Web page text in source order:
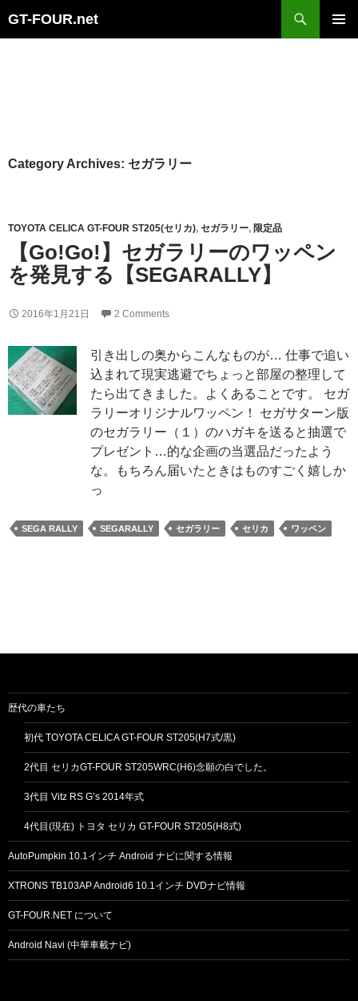
GT-FOUR.net
Category Archives: セガラリー
TOYOTA CELICA GT-FOUR ST205(セリカ), セガラリー, 限定品
【Go!Go!】セガラリーのワッペン
を発見する【SEGARALLY】
2016年1月21日 2 Comments
引き出しの奥からこんなものが… 仕事で追い
込まれて現実逃避でちょっと部屋の整理して
たら出てきました。よくあることです。 セガ
ラリーオリジナルワッペン！ セガサターン版
のセガラリー（１）のハガキを送ると抽選で
プレゼント…的な企画の当選品だったよう
な。もちろん届いたときはものすごく嬉しか
っ
SEGA RALLY SEGARALLY セガラリー セリカ ワッペン
歴代の車たち
初代 TOYOTA CELICA GT-FOUR ST205(H7式/黒)
2代目 セリカGT-FOUR ST205WRC(H6)念願の白でした。
3代目 Vitz RS G’s 2014年式
4代目(現在) トヨタ セリカ GT-FOUR ST205(H8式)
AutoPumpkin 10.1インチ Android ナビに関する情報
XTRONS TB103AP Android6 10.1インチ DVDナビ情報
GT-FOUR.NET について
Android Navi (中華車載ナビ)